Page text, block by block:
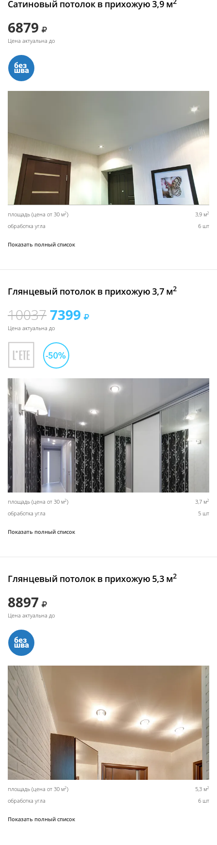
Сатиновый потолок в прихожую 3,9 м
6879
Цена актуальна до
площадь (цена от 30 м2) 3,9 м2
обработка угла 6 шт
Показать полный список
Глянцевый потолок в прихожую 3,7 м2
100377399
Цена актуальна до
площадь (цена от 30 м2) 3,7 м2
обработка угла 5 шт
Показать полный список
Глянцевый потолок в прихожую 5,3 м2
8897
Цена актуальна до
площадь (цена от 30 м2) 5,3 м2
обработка угла 6 шт
Показать полный список